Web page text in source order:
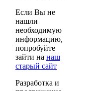
Если Вы не
нашли
необходимую
информацию,
попробуйте
зайти на наш
старый сайт
Разработка и